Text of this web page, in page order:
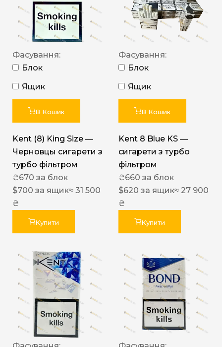
Фасування:
Блок
Ящик
В Кошик
Kent (8) King Size —
Черновцы сигарети з
турбо фільтром
₴670 за блок
$700 за ящик≈ 31 500
₴
Купити
Фасування:
Блок
Ящик
В Кошик
Kent 8 Blue KS —
сигарети з турбо
фільтром
₴660 за блок
$620 за ящик≈ 27 900
₴
Купити